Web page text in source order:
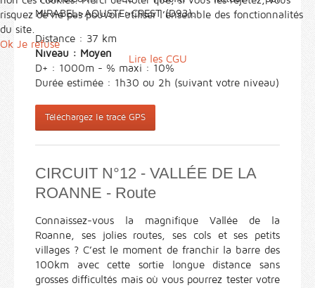
MIRABEL>AOUSTE>CREST (D93).
Distance : 37 km
Niveau : Moyen
D+ : 1000m - % maxi : 10%
Durée estimée : 1h30 ou 2h (suivant votre niveau)
Téléchargez le tracé GPS
CIRCUIT N°12 - VALLÉE DE LA
ROANNE - Route
Connaissez-vous la magnifique Vallée de la
Roanne, ses jolies routes, ses cols et ses petits
villages ? C’est le moment de franchir la barre des
100km avec cette sortie longue distance sans
grosses difficultés mais où vous pourrez tester votre
risquez de ne pas pouvoir utiliser l’ensemble des fonctionnalités
du site.
Ok Je refuse
Lire les CGU